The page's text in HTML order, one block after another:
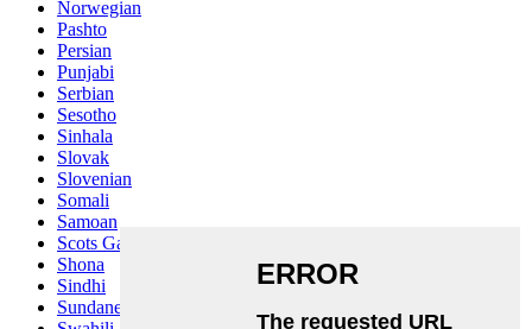
Norwegian
Pashto
Persian
Punjabi
Serbian
Sesotho
Sinhala
Slovak
Slovenian
Somali
Samoan
Scots Gaelic
Shona
Sindhi
Sundanese